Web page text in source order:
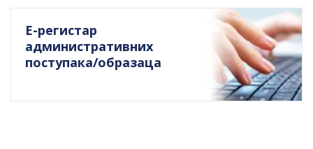
Е-регистар
административних
поступака/образаца